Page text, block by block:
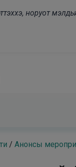
эттэххэ, норуот
/ Анонсы